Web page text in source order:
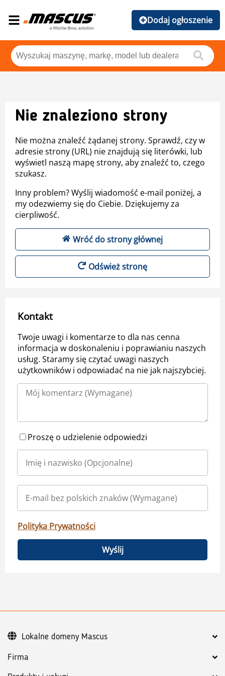
Dodaj ogłoszenie
Nie znaleziono strony
Nie można znaleźć żądanej strony. Sprawdź, czy w
adresie strony (URL) nie znajdują się literówki, lub
wyświetl naszą mapę strony, aby znaleźć to, czego
szukasz.
Inny problem? Wyślij wiadomość e-mail poniżej, a
my odezwiemy się do Ciebie. Dziękujemy za
cierpliwość.
Wróć do strony głównej
Odśwież stronę
Kontakt
Twoje uwagi i komentarze to dla nas cenna
informacja w doskonaleniu i poprawianiu naszych
usług. Staramy się czytać uwagi naszych
użytkowników i odpowiadać na nie jak najszybciej.
Proszę o udzielenie odpowiedzi
Polityka Prywatności
Wyślij
Firma
Lokalne domeny Mascus